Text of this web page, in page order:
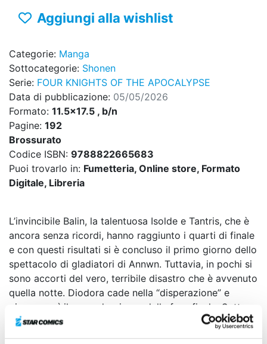
Aggiungi alla wishlist
Categorie: Manga
Sottocategorie: Shonen
Serie: FOUR KNIGHTS OF THE APOCALYPSE
Data di pubblicazione: 05/05/2026
Formato: 11.5x17.5 , b/n
Pagine: 192
Brossurato
Codice ISBN: 9788822665683
Puoi trovarlo in: Fumetteria, Online store, Formato
Digitale, Libreria
L’invincibile Balin, la talentuosa Isolde e Tantris, che è
ancora senza ricordi, hanno raggiunto i quarti di finale
e con questi risultati si è concluso il primo giorno dello
spettacolo di gladiatori di Annwn. Tuttavia, in pochi si
sono accorti del vero, terribile disastro che è avvenuto
quella notte. Diodora cade nella “disperazione” e
giunge così il secondo giorno della fase finale. Sotto
oscure nubi minacciose, Nasiens, Gawain e Isolde
salgono sul palco...